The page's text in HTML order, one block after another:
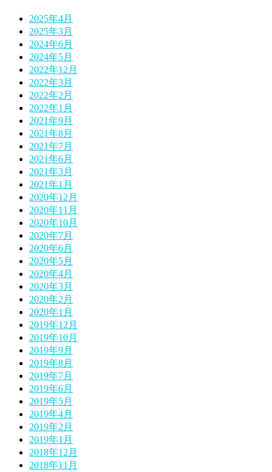
2025年4月
2025年3月
2024年6月
2024年5月
2022年12月
2022年3月
2022年2月
2022年1月
2021年9月
2021年8月
2021年7月
2021年6月
2021年3月
2021年1月
2020年12月
2020年11月
2020年10月
2020年7月
2020年6月
2020年5月
2020年4月
2020年3月
2020年2月
2020年1月
2019年12月
2019年10月
2019年9月
2019年8月
2019年7月
2019年6月
2019年5月
2019年4月
2019年2月
2019年1月
2018年12月
2018年11月